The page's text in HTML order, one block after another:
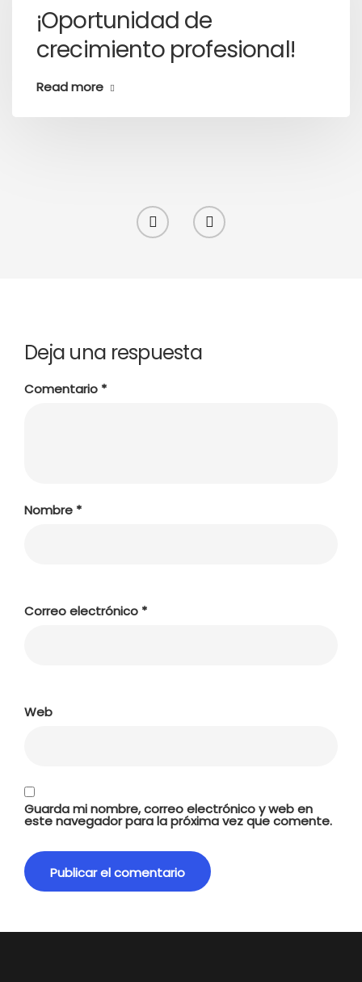
¡Oportunidad de
crecimiento profesional!
Read more
Deja una respuesta
Comentario *
Nombre *
Correo electrónico *
Web
Guarda mi nombre, correo electrónico y web en
este navegador para la próxima vez que comente.